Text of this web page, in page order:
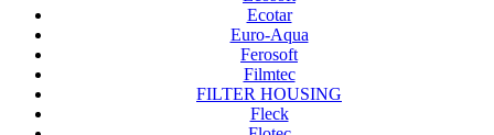
Ecotar
Euro-Aqua
Ferosoft
Filmtec
FILTER HOUSING
Fleck